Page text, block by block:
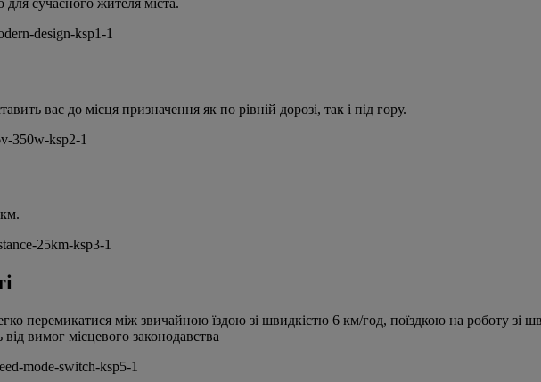
вас до місця призначення як по рівній дорозі, так і під гору.
перемикатися між звичайною їздою зі швидкістю 6 км/год, поїздкою на роботу
вимог місцевого законодавства